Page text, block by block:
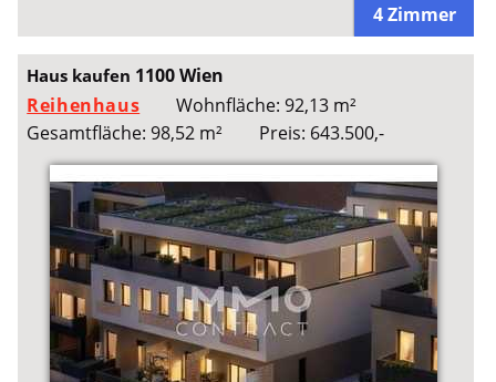
4 Zimmer
Haus kaufen 1100 Wien
Reihenhaus
Wohnfläche: 92,13 m²
Gesamtfläche: 98,52 m²
Preis: 643.500,-